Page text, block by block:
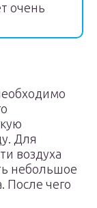
очень
Для
воздуха
небольшое
После чего